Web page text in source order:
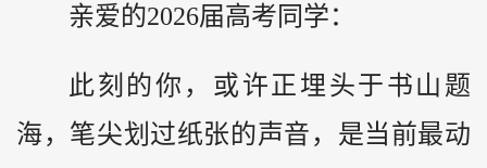
亲爱的2026届高考同学：
此刻的你，或许正埋头于书山题
海，笔尖划过纸张的声音，是当前最动